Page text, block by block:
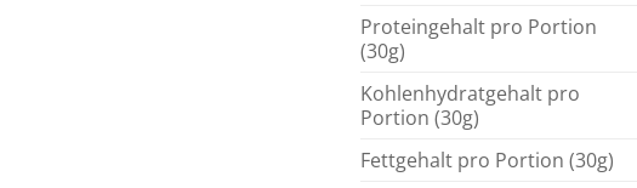
Proteingehalt pro Portion
(30g)
Kohlenhydratgehalt pro
Portion (30g)
Fettgehalt pro Portion (30g)